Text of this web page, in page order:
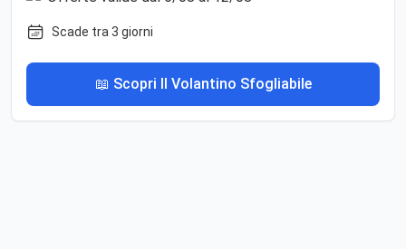
Scade tra 3 giorni
📖 Scopri Il Volantino Sfogliabile